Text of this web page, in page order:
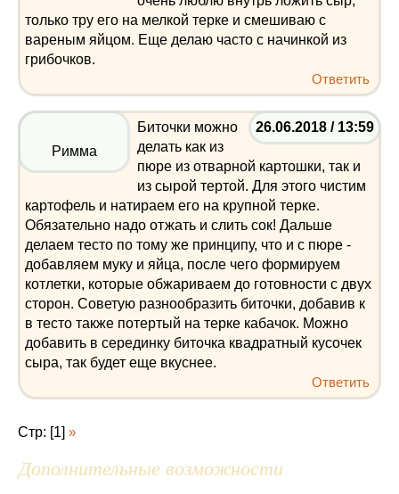
только тру его на мелкой терке и смешиваю с
вареным яйцом. Еще делаю часто с начинкой из
грибочков.
Ответить
26.06.2018 / 13:59
Римма
Биточки можно
делать как из
пюре из отварной картошки, так и
из сырой тертой. Для этого чистим
картофель и натираем его на крупной терке.
Обязательно надо отжать и слить сок! Дальше
делаем тесто по тому же принципу, что и с пюре -
добавляем муку и яйца, после чего формируем
котлетки, которые обжариваем до готовности с двух
сторон. Советую разнообразить биточки, добавив к
в тесто также потертый на терке кабачок. Можно
добавить в серединку биточка квадратный кусочек
сыра, так будет еще вкуснее.
Ответить
Стр: [1] »
Дополнительные возможности